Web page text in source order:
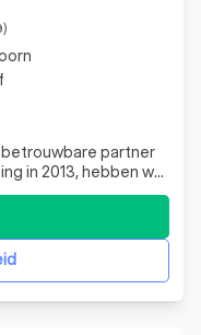
betrouwbare partner
in 2013, hebben we
waar we ons
en enthousiaste
leerlingen veilig en